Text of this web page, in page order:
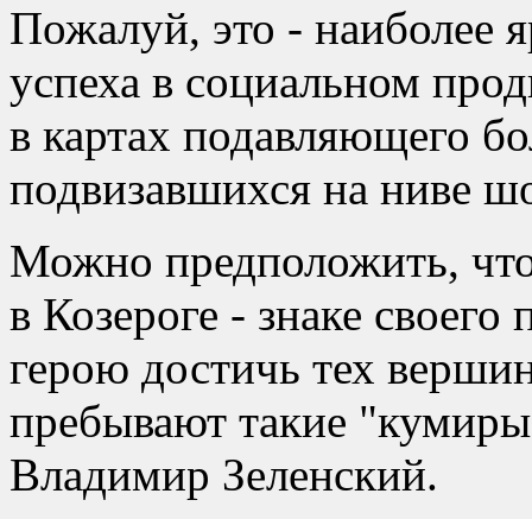
Пожалуй, это - наиболее
успеха в социальном
в картах подавляющего
подвизавшихся на ниве
Можно предположить,
в Козероге - знаке
герою достичь тех
пребывают такие
кумиры
Владимир Зеленский.